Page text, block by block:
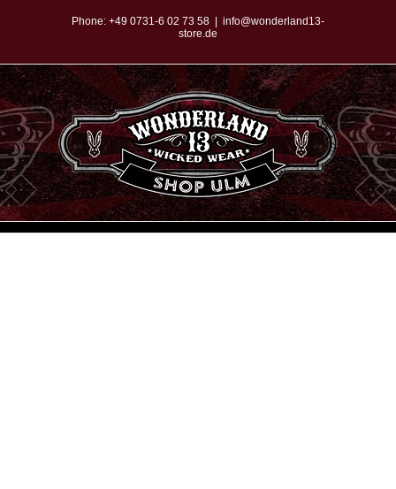
springen
Phone: +49 0731-6 02 73 58
info@wonderland13-
store.de